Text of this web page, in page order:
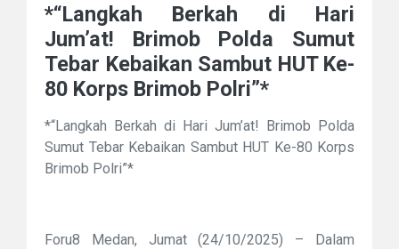
*“Langkah Berkah di Hari
Jum’at! Brimob Polda Sumut
Tebar Kebaikan Sambut HUT Ke-
80 Korps Brimob Polri”*
*“Langkah Berkah di Hari Jum’at! Brimob Polda
Sumut Tebar Kebaikan Sambut HUT Ke-80 Korps
Brimob Polri”*
Foru8 Medan, Jumat (24/10/2025) – Dalam